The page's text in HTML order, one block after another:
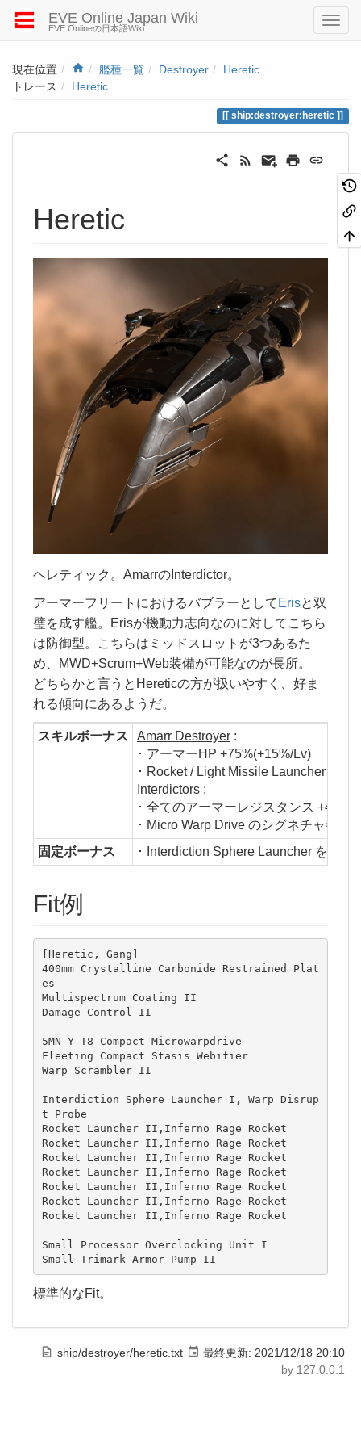
EVE Online Japan Wiki
EVE Onlineの日本語Wiki
現在位置 Home
艦種一覧 Destroyer
Heretic
トレース
Heretic
ship:destroyer:heretic
Heretic
ヘレティック。AmarrのInterdictor。
アーマーフリートにおけるバブラーとして Erisと双
璧を成す艦。Erisが機動力志向なのに対してこちら
は防御型。こちらはミッドスロットが3つあるた
め、MWD+Scrum+Web装備が可能なのが長所。
どちらかと言うとHereticの方が扱いやすく、好ま
れる傾向にあるようだ。
スキルボーナス Amarr Destroyer :
･ アーマーHP +75%(+15%/Lv)
･ Rocket / Light Missile Launcher の発
Interdictors :
･ 全てのアーマーレジスタンス +4%/Lv
･ Micro Warp Drive のシグネチャ半径
固定ボーナス
･ Interdiction Sphere Launcher を装備
Fit例
[Heretic, Gang]
400mm Crystalline Carbonide Restrained Plat
es
Multispectrum Coating II
Damage Control II
5MN Y-T8 Compact Microwarpdrive
Fleeting Compact Stasis Webifier
Warp Scrambler II
Interdiction Sphere Launcher I, Warp Disrup
t Probe
Rocket Launcher II,Inferno Rage Rocket
Rocket Launcher II,Inferno Rage Rocket
Rocket Launcher II,Inferno Rage Rocket
Rocket Launcher II,Inferno Rage Rocket
Rocket Launcher II,Inferno Rage Rocket
Rocket Launcher II,Inferno Rage Rocket
Rocket Launcher II,Inferno Rage Rocket
Small Processor Overclocking Unit I
Small Trimark Armor Pump II
標準的なFit。
ship/destroyer/heretic.txt 最終更新: 2021/12/18 20:10
by 127.0.0.1